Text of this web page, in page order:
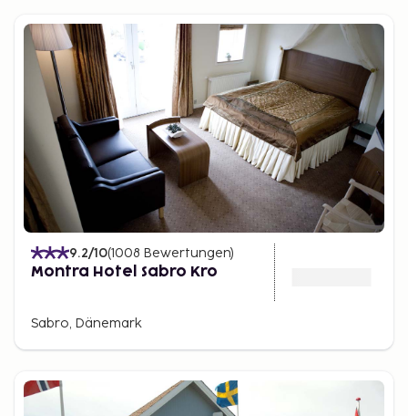
9.2/10(1008 Bewertungen)
Montra Hotel Sabro Kro
Sabro, Dänemark